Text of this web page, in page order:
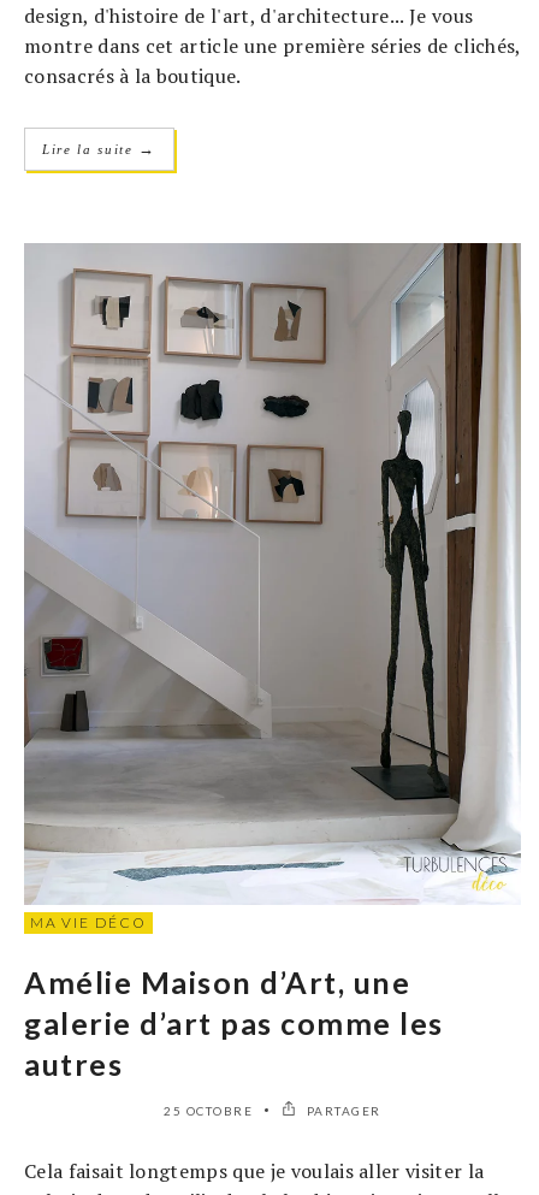
design, d'histoire de l'art, d'architecture... Je vous
montre dans cet article une première séries de clichés,
consacrés à la boutique.
Lire la suite →
MA VIE DÉCO
Amélie Maison d’Art, une
galerie d’art pas comme les
autres
25 OCTOBRE PARTAGER
Cela faisait longtemps que je voulais aller visiter la